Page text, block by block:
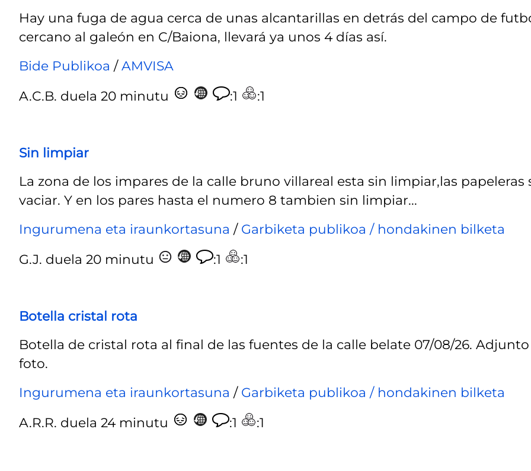
Hay una fuga de agua cerca de unas alcantarillas en detrás del campo de
cercano al galeón en C/Baiona, llevará ya unos 4 días así.
Bide Publikoa /AMVISA
A.C.B. duela 20 minutu :1 :1
Sin limpiar
La zona de los impares de la calle bruno villareal esta sin limpiar,las papeleras
vaciar. Y en los pares hasta el numero 8 tambien sin limpiar...
Ingurumena eta iraunkortasuna / Garbiketa publikoa / hondakinen bilketa
G.J. duela 20 minutu :1 :1
Botella cristal rota
Botella de cristal rota al final de las fuentes de la calle belate 07/08/26. Adjunto
foto.
Ingurumena eta iraunkortasuna / Garbiketa publikoa / hondakinen bilketa
A.R.R. duela 24 minutu :1 :1